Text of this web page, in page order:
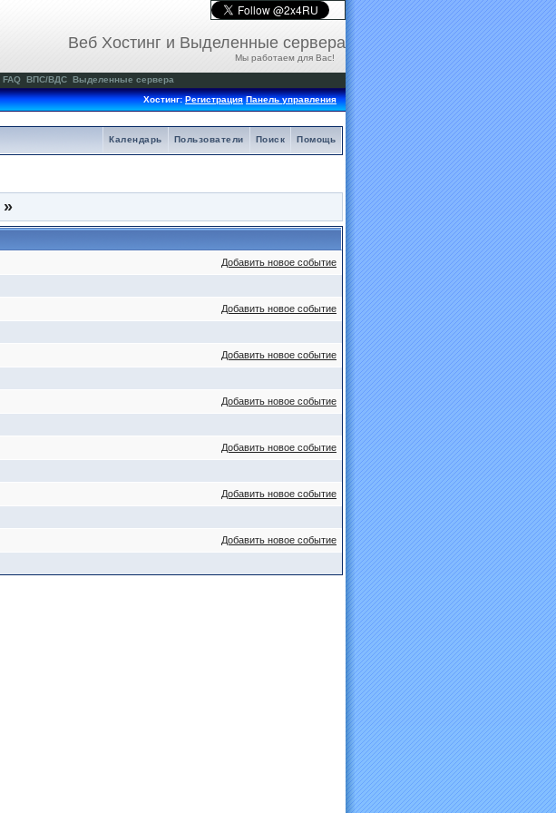
Веб Хостинг и Выделенные сервера
Мы работаем для Вас!
FAQ ВПС/ВДС Выделенные сервера
Хостинг:Регистрация Панель управления
Помощь
Поиск
Пользователи
Календарь
»
Добавить новое событие
Добавить новое событие
Добавить новое событие
Добавить новое событие
Добавить новое событие
Добавить новое событие
Добавить новое событие